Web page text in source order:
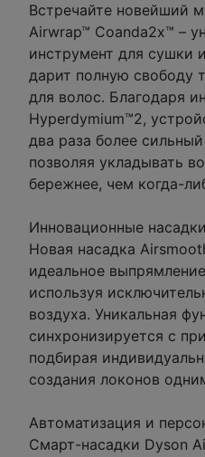
Встречайте новейший
Airwrap™ Coanda2x™ –
инструмент для сушки
дарит полную свободу
для волос. Благодаря
Hyperdymium™2,
два раза более
позволяя укладывать
бережнее, чем когда-
Инновационные
Новая насадка
идеальное
используя
воздуха. Уникальная
синхронизируется с
подбирая
создания локонов
Автоматизация и
Смарт-насадки Dyson